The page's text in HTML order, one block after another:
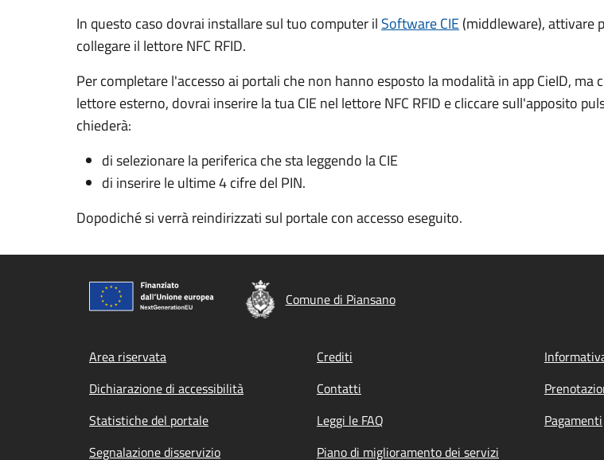
In questo caso dovrai installare sul tuo computer il Software CIE(middleware), attivare
collegare il lettore NFC RFID.
Per completare l'accesso ai portali che non hanno esposto la modalità in app CieID,
lettore esterno, dovrai inserire la tua CIE nel lettore NFC RFID e cliccare sull'apposito
chiederà:
di selezionare la periferica che sta leggendo la CIE
di inserire le ultime 4 cifre del PIN.
Dopodiché si verrà reindirizzati sul portale con accesso eseguito.
Comune di Piansano
Footer menu
Area riservata Crediti
Dichiarazione di accessibilità
Contatti
Statistiche del portale
Leggi le FAQ Pagamenti
Segnalazione disservizio
Piano di miglioramento dei servizi